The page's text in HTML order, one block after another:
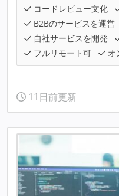
コードレビュー文化
B2Bのサービスを運営
自社サービスを開発
フルリモート可
オ
11日前更新